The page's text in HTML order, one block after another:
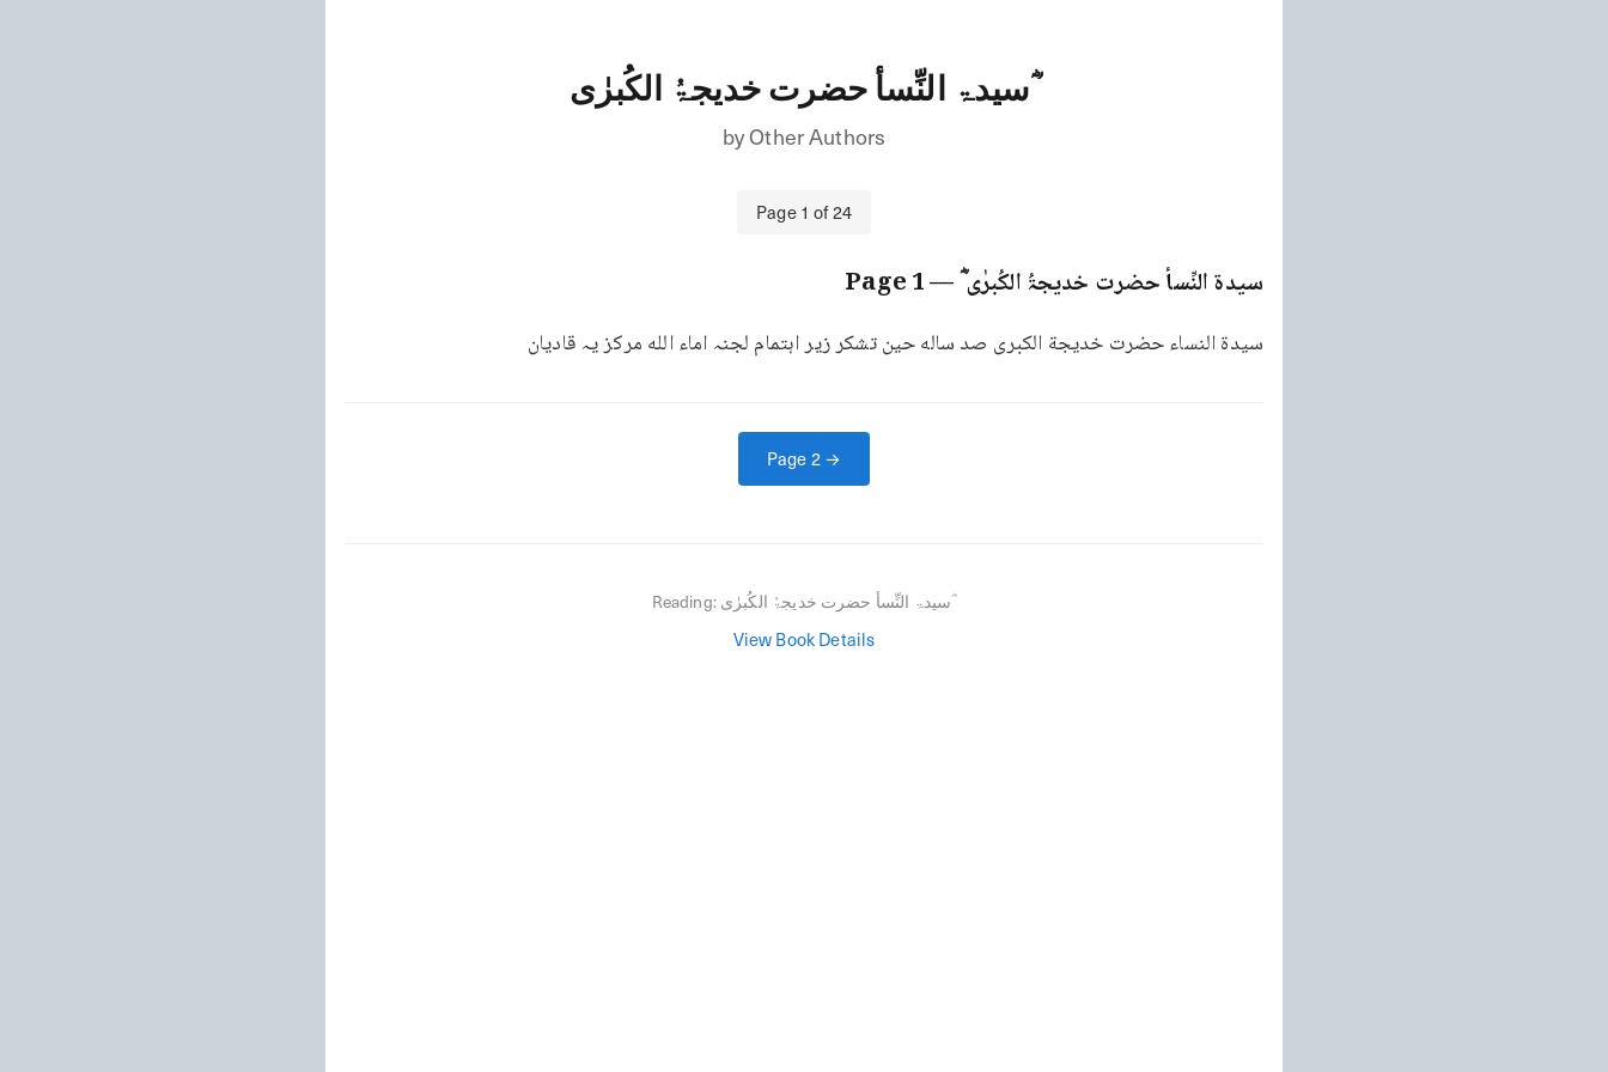
سیدۃ النِّسأ حضرت خدیجۃُ الکُبرٰی ؓ
byOther Authors
Page1 of24
سیدۃ النِّسأ حضرت خدیجۃُ الکُبرٰی ؓ— Page
1
سيدة النساء حضرت خديجة الكبرى صد ساله حین تشکر زیر اہتمام لجنہ اماء الله مرکز یہ قادیان
Page2→
Reading: سیدۃ النِّسأ حضرت خدیجۃُ الکُبرٰی ؓ
View Book Details